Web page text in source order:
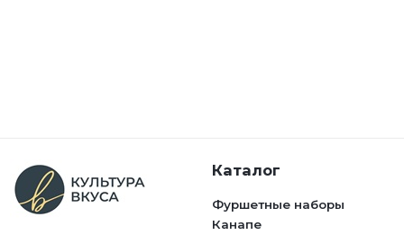
Каталог
Фуршетные наборы
Канапе